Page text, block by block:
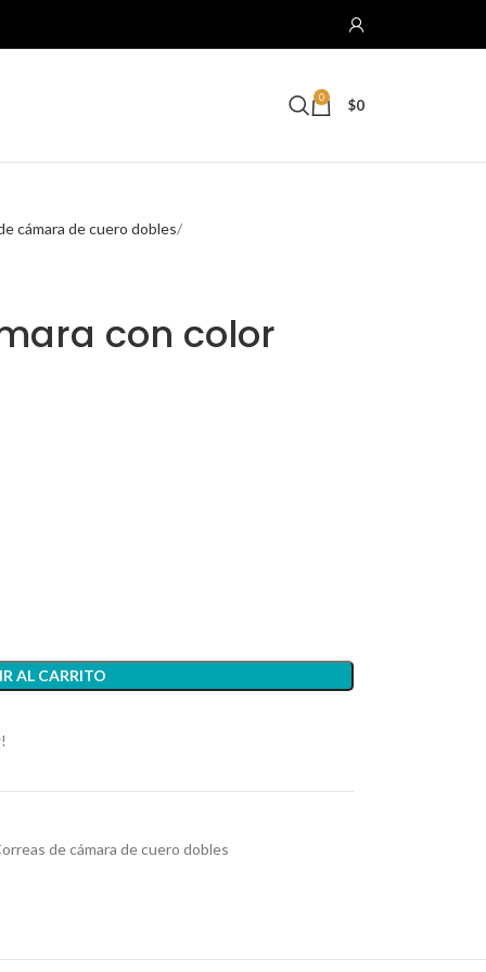
0 $0
cámara de cuero dobles
con color
AL CARRITO
de cámara de cuero dobles